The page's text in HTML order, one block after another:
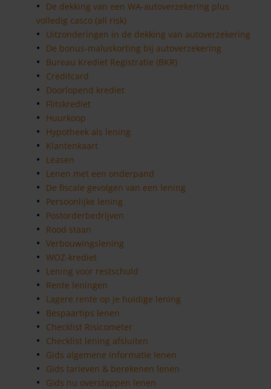
De dekking van een WA-autoverzekering plus
volledig casco (all risk)
Uitzonderingen in de dekking van autoverzekering
De bonus-maluskorting bij autoverzekering
Bureau Krediet Registratie (BKR)
Creditcard
Doorlopend krediet
Flitskrediet
Huurkoop
Hypotheek als lening
Klantenkaart
Leasen
Lenen met een onderpand
De fiscale gevolgen van een lening
Persoonlijke lening
Postorderbedrijven
Rood staan
Verbouwingslening
WOZ-krediet
Lening voor restschuld
Rente leningen
Lagere rente op je huidige lening
Bespaartips lenen
Checklist Risicometer
Checklist lening afsluiten
Gids algemene informatie lenen
Gids tarieven & berekenen lenen
Gids nu overstappen lenen